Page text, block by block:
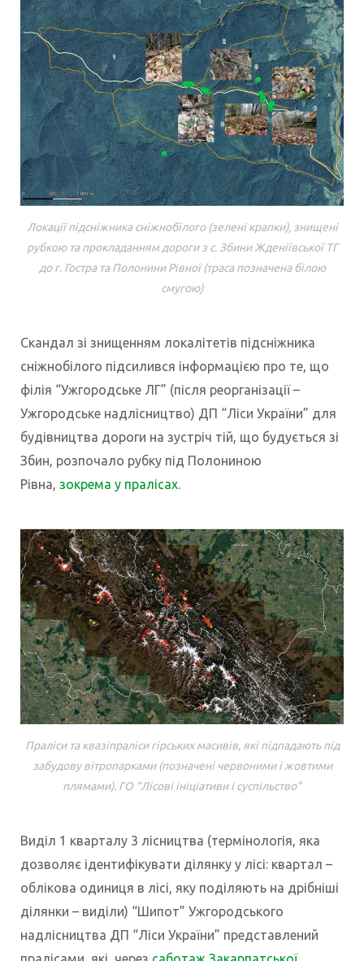
Локації підсніжника сніжнобілого (зелені крапки), знищені
рубкою та прокладанням дороги з с. Збини Жденіївської ТГ
до г. Гостра та Полонини Рівної (траса позначена білою
смугою)
Скандал зі знищенням локалітетів підсніжника
сніжнобілого підсилився інформацією про те, що
філія “Ужгородське ЛГ” (після реорганізації –
Ужгородське надлісництво) ДП “Ліси України” для
будівництва дороги на зустріч тій, що будується зі
Збин, розпочало рубку під Полониною
Рівна, зокрема у пралісах.
Праліси та квазіпраліси гірських масивів, які підпадають під
забудову вітропарками (позначені червоними і жовтими
плямами). ГО “Лісові ініціативи і суспільство”
Виділ 1 кварталу 3 лісництва (термінологія, яка
дозволяє ідентифікувати ділянку у лісі: квартал –
облікова одиниця в лісі, яку поділяють на дрібніші
ділянки – виділи) “Шипот” Ужгородського
надлісництва ДП “Ліси України” представлений